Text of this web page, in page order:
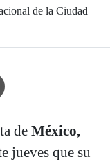
de la Ciudad
Icon
de México,
jueves que su